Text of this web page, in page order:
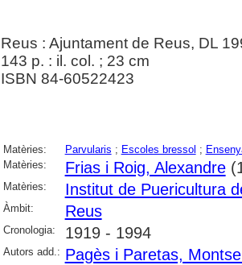
Reus : Ajuntament de Reus, DL
143 p. : il. col. ; 23 cm
ISBN 84-60522423
Matèries: Parvularis ; Escoles bressol ;
Matèries:
Frias i Roig, Alexandre
Matèries: Institut de Puericultura
Àmbit: Reus
Cronologia: 1919 - 1994
Autors add.: Pagès i Paretas,